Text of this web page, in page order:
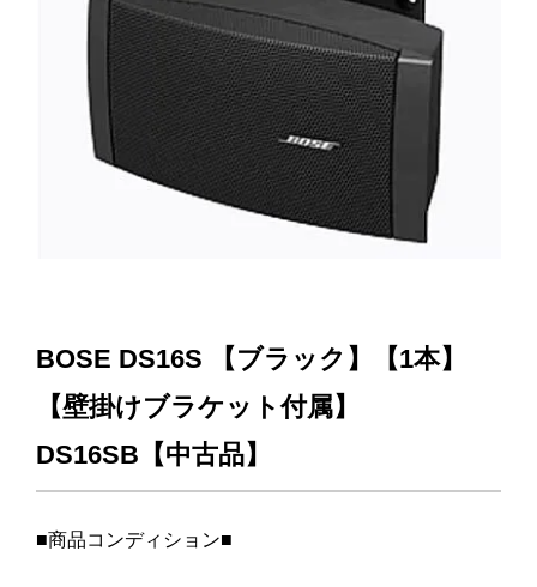
BOSE DS16S 【ブラック】【1本】
【壁掛けブラケット付属】
DS16SB【中古品】
■商品コンディション■